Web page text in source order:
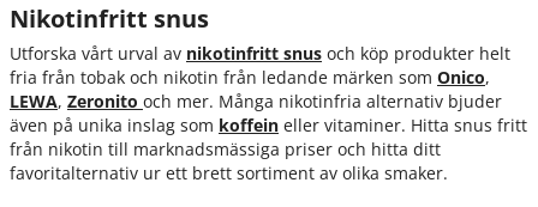
Nikotinfritt snus
Utforska vårt urval av nikotinfritt snus och köp produkter helt
fria från tobak och nikotin från ledande märken som Onico,
LEWA, Zeronito och mer. Många nikotinfria alternativ bjuder
även på unika inslag som koffein eller vitaminer. Hitta snus fritt
från nikotin till marknadsmässiga priser och hitta ditt
favoritalternativ ur ett brett sortiment av olika smaker.